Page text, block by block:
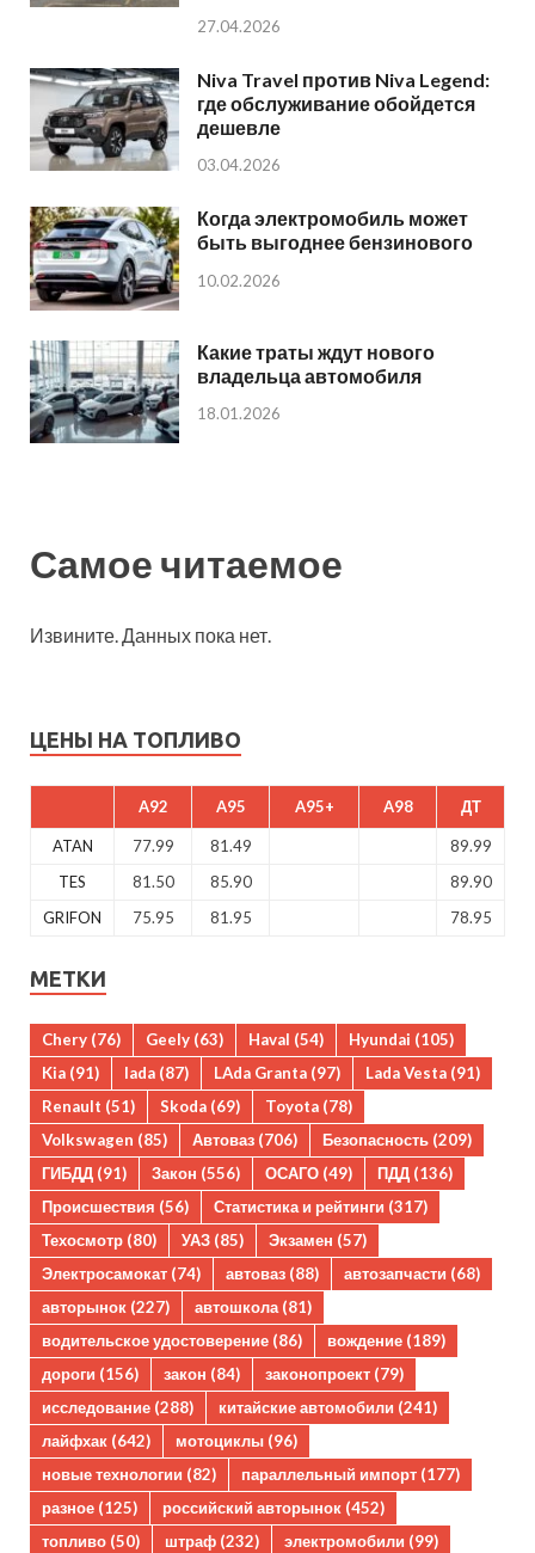
27.04.2026
Niva Travel против Niva Legend:
где обслуживание обойдется
дешевле
03.04.2026
Когда электромобиль может
быть выгоднее бензинового
10.02.2026
Какие траты ждут нового
владельца автомобиля
18.01.2026
Самое читаемое
Извините. Данных пока нет.
ЦЕНЫ НА ТОПЛИВО
A92 A95 A95+ A98 ДТ
ATAN 77.99 81.49
89.99
TES
81.50 85.90
89.90
GRIFON
75.95 81.95 78.95
МЕТКИ
Chery (76) Geely (63) Haval (54) Hyundai (105)
Kia (91) lada (87) LAda Granta (97) Lada Vesta (91)
Renault (51) Skoda (69) Toyota (78)
Volkswagen (85) Автоваз (706) Безопасность (209)
ГИБДД (91) Закон (556) ОСАГО (49) ПДД (136)
Происшествия (56) Статистика и рейтинги (317)
Техосмотр (80) УАЗ (85) Экзамен (57)
Электросамокат (74) автоваз (88) автозапчасти (68)
авторынок (227) автошкола(81)
водительское удостоверение (86) вождение (189)
дороги (156) закон (84) законопроект (79)
исследование (288) китайские автомобили (241)
лайфхак (642) мотоциклы (96)
новые технологии (82) параллельный импорт (177)
разное (125) российский авторынок (452)
топливо (50) штраф (232) электромобили (99)